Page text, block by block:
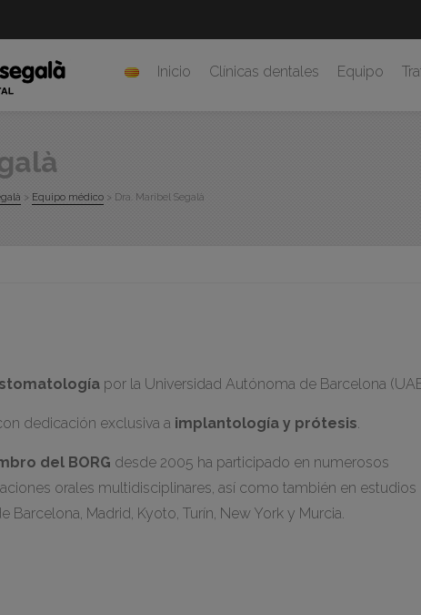
Inicio Clínicas dentales Equipo
> Equipo médico > Dra. Maribel Segalà
por la Universidad Autónoma de Barcelona
dedicación exclusiva a implantología y prótesis.
del BORG desde 2005 ha participado en numerosos
orales multidisciplinares, así como también en estudios
Madrid, Kyoto, Turín, New York y Murcia.